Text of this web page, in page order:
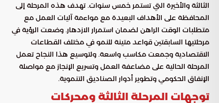
الثالثة والأخيرة التي تستمر خمس سنوات. تهدف هذه المرحلة إلى
المحافظة على الأهداف البعيدة مع مواءمة آليات العمل مع
متطلبات الوقت الراهن لضمان استمرار الازدهار. وضعت الرؤية في
مرحلتيها السابقتين قواعد متينة للنمو في مختلف القطاعات
الاقتصادية وجمعت مكاسب واسعة. ولتوسيع هذا النجاح تعمل
المرحلة الحالية على مضاعفة العمل وتسريع الإنجاز مع مواصلة
الإنفاق الحكومي وتطوير أدوار الصناديق التنموية.
توجهات المرحلة الثالثة ومحركات